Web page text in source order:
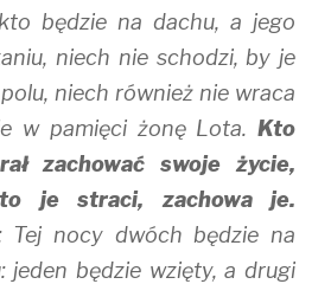
będzie na dachu, a jego
niech nie schodzi, by je
niech również nie wraca
w pamięci żonę Lota. Kto
zachować swoje życie,
je straci, zachowa je.
Tej nocy dwóch będzie na
jeden będzie wzięty, a drugi